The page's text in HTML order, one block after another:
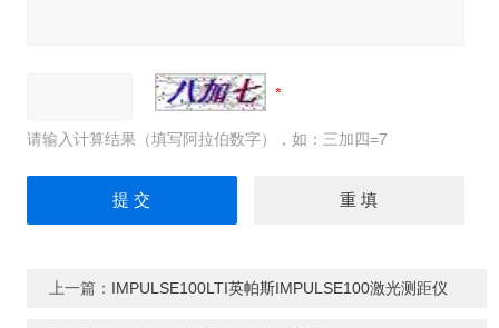
请输入计算结果（填写阿拉伯数字），如：三加四=7
上一篇： IMPULSE100LTI英帕斯IMPULSE100激光测距仪